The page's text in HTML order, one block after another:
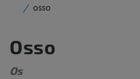
OSSO
Osso
Os